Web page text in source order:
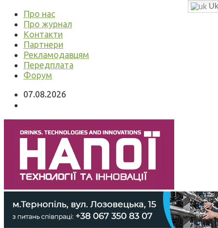
Про нас
Про журнал
Контакти
Партнери
Рекламодавцям
Передплата
Форум
07.08.2026